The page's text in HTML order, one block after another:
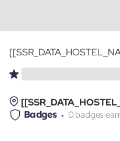
Badges 0 badges